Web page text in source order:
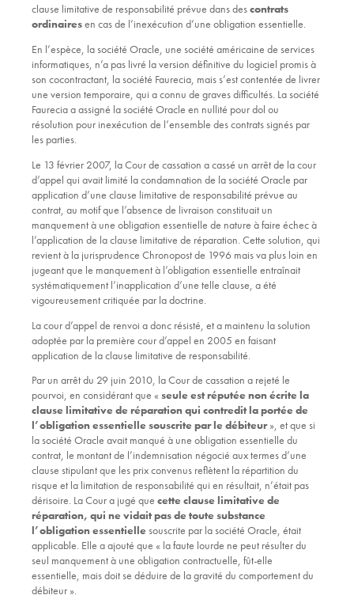
clause limitative de responsabilité prévue dans descontrats
ordinairesen cas de l’inexécution d’une obligation essentielle.
En l’espèce, la société Oracle, une société américaine de services
informatiques, n’a pas livré la version définitive du logiciel promis à
son cocontractant, la société Faurecia, mais s’est contentée de livrer
une version temporaire, qui a connu de graves difficultés. La société
Faurecia a assigné la société Oracle en nullité pour dol ou
résolution pour inexécution de l’ensemble des contrats signés par
les parties.
Le 13 février 2007, la Cour de cassation a cassé un arrêt de la cour
d’appel qui avait limité la condamnation de la société Oracle par
application d’une clause limitative de responsabilité prévue au
contrat, au motif que l’absence de livraison constituait un
manquement à une obligation essentielle de nature à faire échec à
l’application de la clause limitative de réparation. Cette solution, qui
revient à la jurisprudence Chronopost de 1996 mais va plus loin en
jugeant que le manquement à l’obligation essentielle entraînait
systématiquement l’inapplication d’une telle clause, a été
vigoureusement critiquée par la doctrine.
La cour d’appel de renvoi a donc résisté, et a maintenu la solution
adoptée par la première cour d’appel en 2005 en faisant
application de la clause limitative de responsabilité.
Par un arrêt du 29 juin 2010, la Cour de cassation a rejeté le
pourvoi, en considérant que « seule est réputée non écrite la
clause limitative de réparationqui contredit la portée de
l’obligation essentielle souscrite par le débiteur», et que si
la société Oracle avait manqué à une obligation essentielle du
contrat, le montant de l’indemnisation négocié aux termes d’une
clause stipulant que les prix convenus reflètent la répartition du
risque et la limitation de responsabilité qui en résultait, n’était pas
dérisoire. La Cour a jugé que cette clause limitative de
réparation, qui ne vidait pas de toute substance
l’obligation essentielle souscrite par la société Oracle, était
applicable. Elle a ajouté que « la faute lourde ne peut résulter du
seul manquement à une obligation contractuelle, fût-elle
essentielle, mais doit se déduire de la gravité du comportement du
débiteur ».